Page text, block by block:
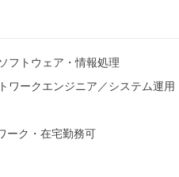
フトウェア・情報処理
ワークエンジニア ／システム運用
ーク・在宅勤務可